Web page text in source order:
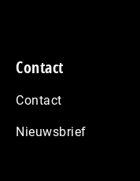
Contact
Contact
Nieuwsbrief